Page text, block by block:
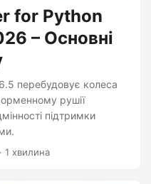
for Python
– Основні
перебудовує колеса
рушії
підтримки
1 хвилина